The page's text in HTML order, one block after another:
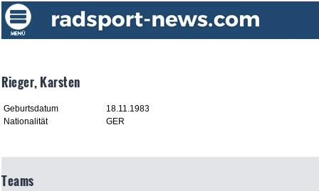
Rieger, Karsten
Geburtsdatum
18.11.1983
Nationalität
GER
Teams